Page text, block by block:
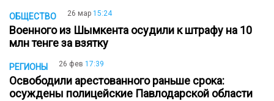
ОБЩЕСТВО 26 мар 15:24
Военного из Шымкента осудили к штрафу на 10
млн тенге за взятку
РЕГИОНЫ 26 фев 17:39
Освободили арестованного раньше срока:
осуждены полицейские Павлодарской области